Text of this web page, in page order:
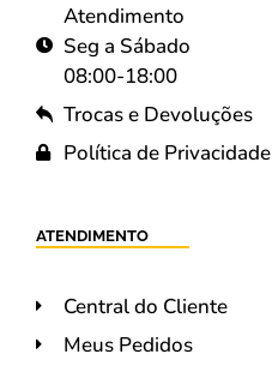
Atendimento
Seg a Sábado
08:00-18:00
Trocas e Devoluções
Política de Privacidade
ATENDIMENTO
Central do Cliente
Meus Pedidos